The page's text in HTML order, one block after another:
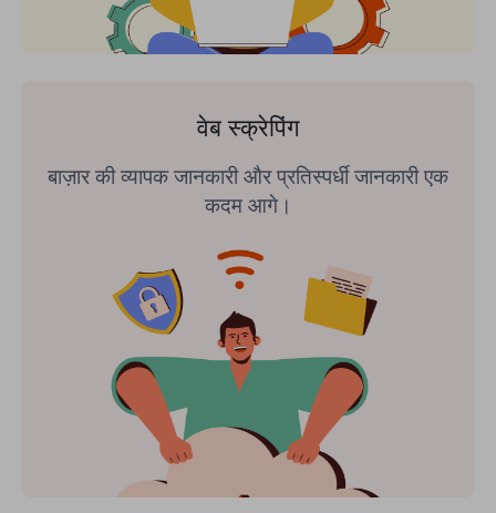
वेब स्क्रेपिंग
बाज़ार की व्यापक जानकारी और प्रतिस्पर्धी जानकारी एक
कदम आगे।